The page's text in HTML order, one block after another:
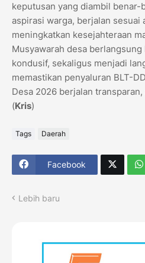
keputusan yang diambil benar-
aspirasi warga, berjalan sesuai
meningkatkan kesejahteraan
Musyawarah desa berlangsung
kondusif, sekaligus menjadi
memastikan penyaluran BLT-
Desa 2026 berjalan
(Kris)
Tags Daerah
Facebook
Lebih baru